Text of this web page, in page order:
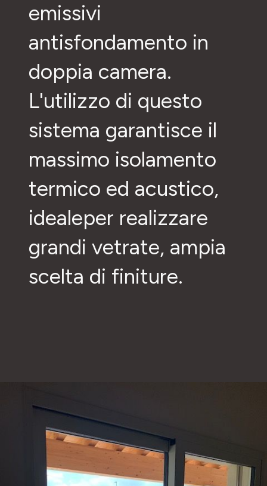
emissivi
antisfondamento in
doppia camera.
L'utilizzo di questo
sistema garantisce il
massimo isolamento
termico ed acustico,
idealeper realizzare
grandi vetrate, ampia
scelta di finiture.